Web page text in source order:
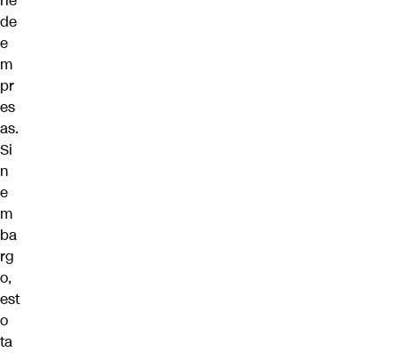
de
e
m
pr
es
as.
Si
n
e
m
ba
rg
o,
est
o
ta